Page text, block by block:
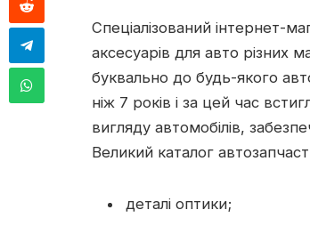
Спеціалізований інтернет-
аксесуарів для авто різних
буквально до будь-якого
ніж 7 років і за цей час
вигляду автомобілів,
Великий каталог
деталі оптики;